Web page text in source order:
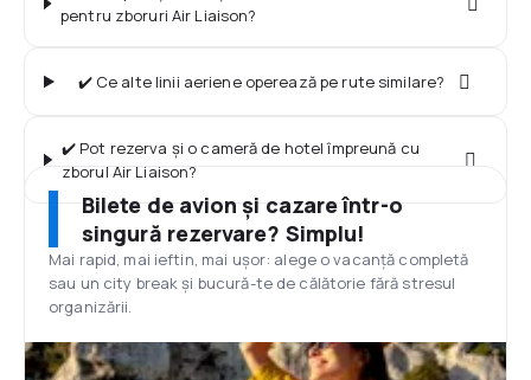
pentru zboruri Air Liaison?
✔️ Ce alte linii aeriene operează pe rute similare?
✔️ Pot rezerva și o cameră de hotel împreună cu
zborul Air Liaison?
Bilete de avion și cazare într-o
singură rezervare? Simplu!
Mai rapid, mai ieftin, mai ușor: alege o vacanță completă
sau un city break și bucură-te de călătorie fără stresul
organizării.